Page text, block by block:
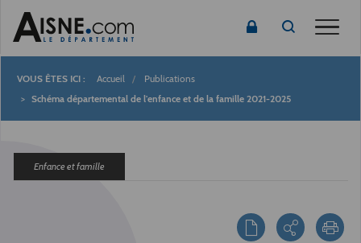
Fil
Accueil
Publications
Schéma départemental de l'enfance et de la famille 2021-2025
Enfance et famille